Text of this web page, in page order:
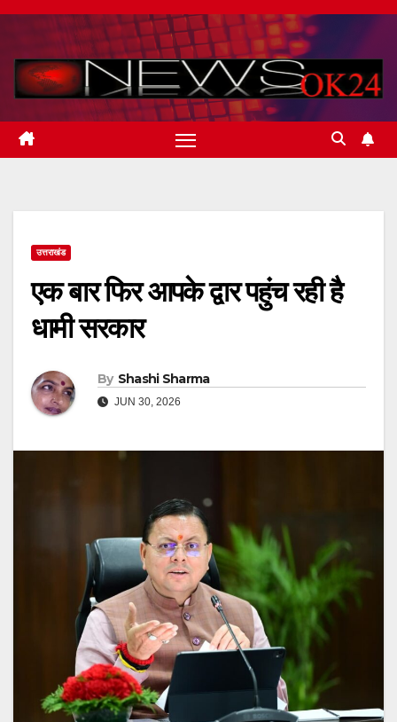
Skip
content
उत्तराखंड
एक बार फिर आपके द्वार पहुंच रही है
धामी सरकार
By Shashi Sharma
JUN 30, 2026